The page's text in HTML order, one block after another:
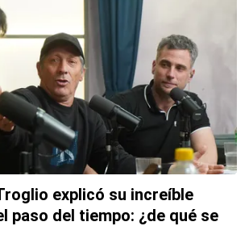
explicó su increíble
paso del tiempo: ¿de qué se